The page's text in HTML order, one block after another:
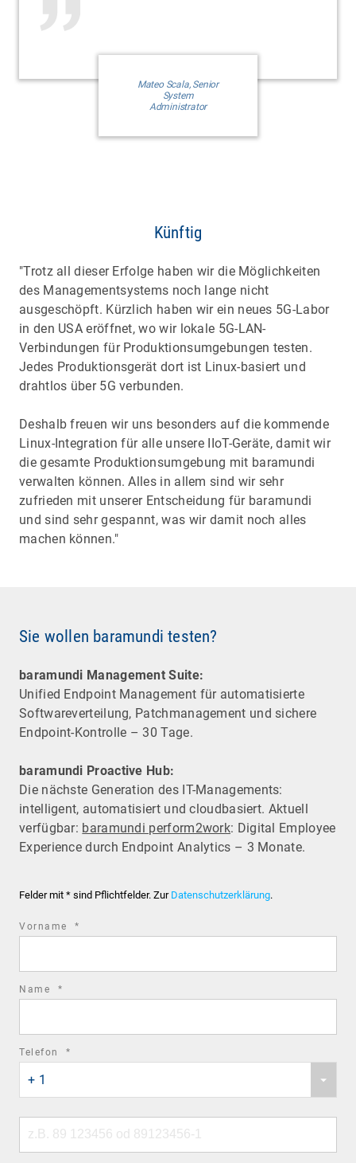
Mateo Scala, Senior
System
Administrator
Künftig
"Trotz all dieser Erfolge haben wir die Möglichkeiten
des Managementsystems noch lange nicht
ausgeschöpft. Kürzlich haben wir ein neues 5G-Labor
in den USA eröffnet, wo wir lokale 5G-LAN-
Verbindungen für Produktionsumgebungen testen.
Jedes Produktionsgerät dort ist Linux-basiert und
drahtlos über 5G verbunden.
Deshalb freuen wir uns besonders auf die kommende
Linux-Integration für alle unsere IIoT-Geräte, damit wir
die gesamte Produktionsumgebung mit baramundi
verwalten können. Alles in allem sind wir sehr
zufrieden mit unserer Entscheidung für baramundi
und sind sehr gespannt, was wir damit noch alles
machen können."
Sie wollen baramundi testen?
baramundi Management Suite:
Unified Endpoint Management für automatisierte
Software­verteilung, Patchmanagement und sichere
Endpoint-Kontrolle – 30 Tage.
baramundi Proactive Hub:
Die nächste Generation des IT-Managements:
intelligent, automatisiert und cloudbasiert. Aktuell
verfügbar: baramundi perform2work: Digital Employee
Experience durch Endpoint Analytics – 3 Monate.
Felder mit * sind Pflichtfelder. Zur Datenschutzerklärung.
Vorname *
Name *
Telefon *
country
code
+ 1
number